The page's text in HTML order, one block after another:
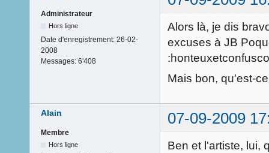
Administrateur
Hors ligne
Date d'enregistrement: 26-02-
2008
Messages: 6'408
Alors là, je dis
excuses à JB
Mais bon, qu'est-
Alain 07-09-2009
Membre
Hors ligne Ben et l'artiste, lui,